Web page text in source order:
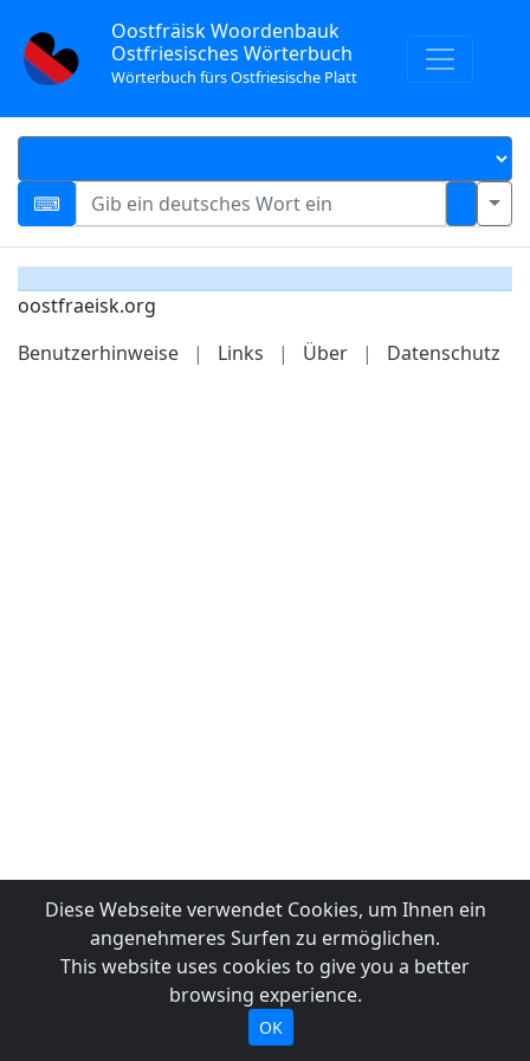
Oostfräisk Woordenbauk
Ostfriesisches Wörterbuch
Wörterbuch fürs Ostfriesische Platt
oostfraeisk.org
Benutzerhinweise
| Links | Über | Datenschutz
Diese Webseite verwendet Cookies, um Ihnen ein
angenehmeres Surfen zu ermöglichen.
This website uses cookies to give you a better
browsing experience.
OK